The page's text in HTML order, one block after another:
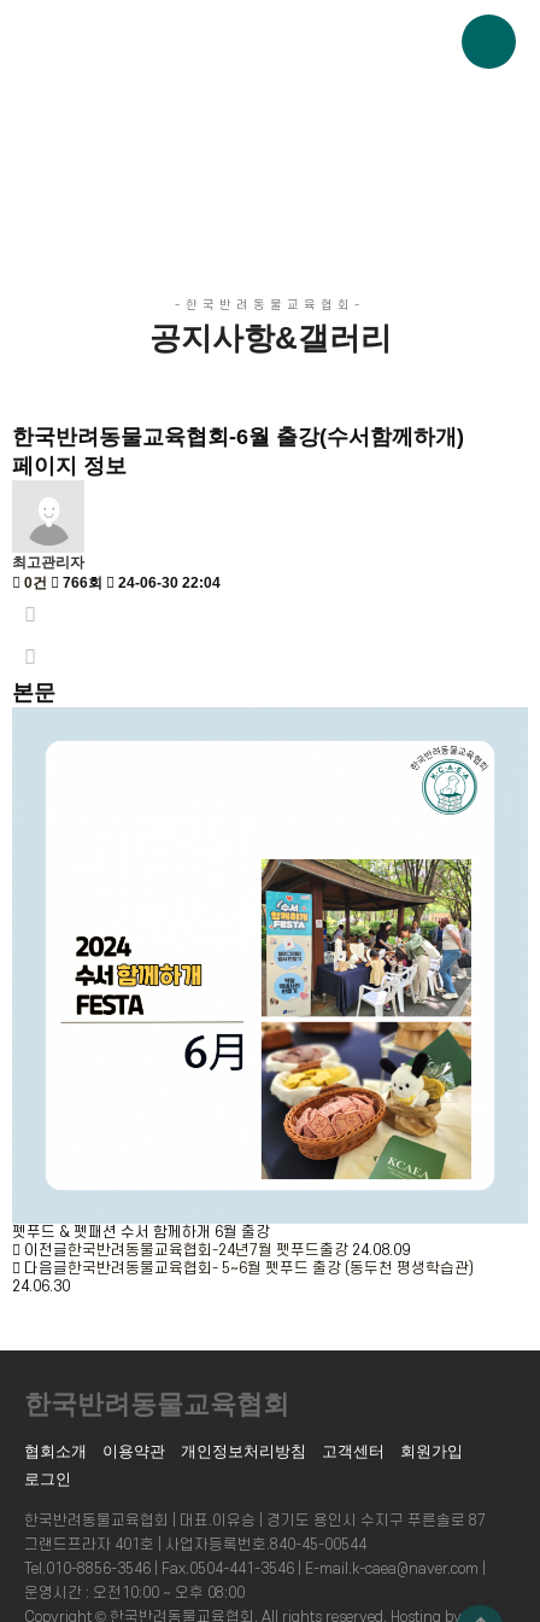
공지사항&갤러리
한국반려동물교육협회-6월 출강(수서함께하개)
페이지 정보
최고관리자
0건
766회 24-06-30 22:04
본문
펫푸드 & 펫패션 수서 함께하개 6월 출강
이전글한국반려동물교육협회-24년7월 펫푸드출강 24.08.09
다음글한국반려동물교육협회- 5~6월 펫푸드 출강 (동두천 평생학습관)
24.06.30
한국반려동물교육협회
협회소개 이용약관 개인정보처리방침 고객센터
회원가입
로그인
한국반려동물교육협회 | 대표.이유승 | 경기도 용인시 수지구 푸른솔로 87
그랜드프라자 401호 | 사업자등록번호.840-45-00544
Tel.010-8856-3546 | Fax.0504-441-3546 | E-mail.k-caea@naver.com |
운영시간 : 오전10:00 ~ 오후 08:00
Copyright © 한국반려동물교육협회. All rights reserved.
Hosting by